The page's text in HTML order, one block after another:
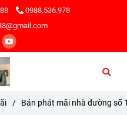
0988.536.978
/ Bán phát mãi nhà đường số